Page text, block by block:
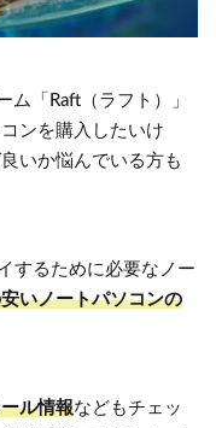
ム「Raft（ラフト）」
ンを購入したいけ
いか悩んでいる方も
するために必要なノー
いノートパソコンの
ル情報などもチェッ